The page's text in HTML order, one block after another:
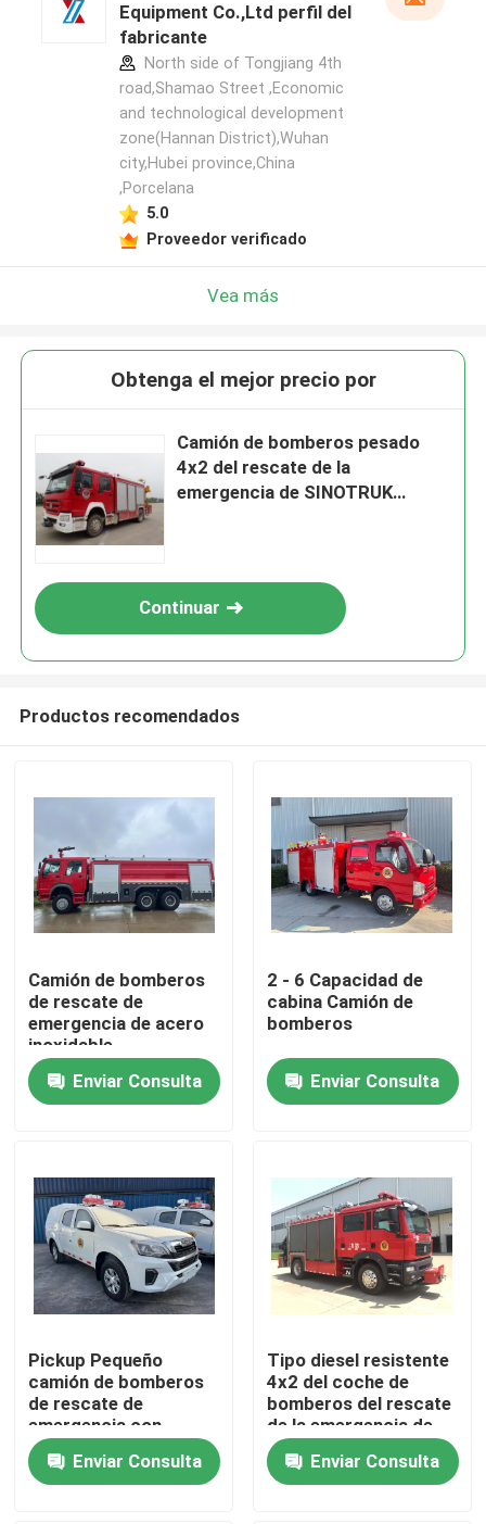
Hogar
Sobre nosotros
Viaje de la fábrica
Éntrenos en contacto con
Pida una cita
Camión de bomberos de rescate de emergencia
camión de bomberos de espuma
Equipment Co.,Ltd perfil del
fabricante
North side of Tongjiang 4th
road,Shamao Street ,Economic
and technological development
zone(Hannan District),Wuhan
city,Hubei province,China
,Porcelana
5.0
Proveedor verificado
Vea más
Obtenga el mejor precio por
Camión de bomberos pesado
4x2 del rescate de la
emergencia de SINOTRUK
Continuar
Productos recomendados
Camión de bomberos
de rescate de
emergencia de acero
inoxidable
Enviar Consulta
2 - 6 Capacidad de
cabina Camión de
bomberos
Enviar Consulta
Pickup Pequeño
camión de bomberos
de rescate de
emergencia con
capacidad de cabina
2-6 y capacidades de
extinción de incendios
Enviar Consulta
Tipo diesel resistente
4x2 del coche de
bomberos del rescate
de la emergencia de
SITRAK 228kw
Enviar Consulta